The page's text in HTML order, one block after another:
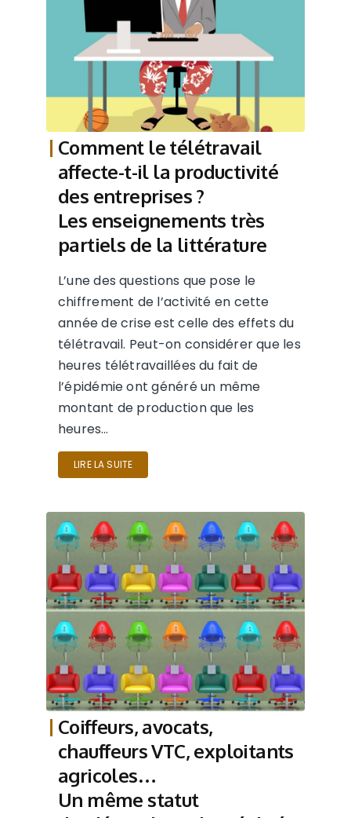
Comment le télétravail
affecte-t-il la productivité
des entreprises ?
Les enseignements très
partiels de la littérature
L’une des questions que pose le
chiffrement de l’activité en cette
année de crise est celle des effets du
télétravail. Peut-on considérer que les
heures télétravaillées du fait de
l’épidémie ont généré un même
montant de production que les
heures…
LIRE LA SUITE
Coiffeurs, avocats,
chauffeurs VTC, exploitants
agricoles…
Un même statut